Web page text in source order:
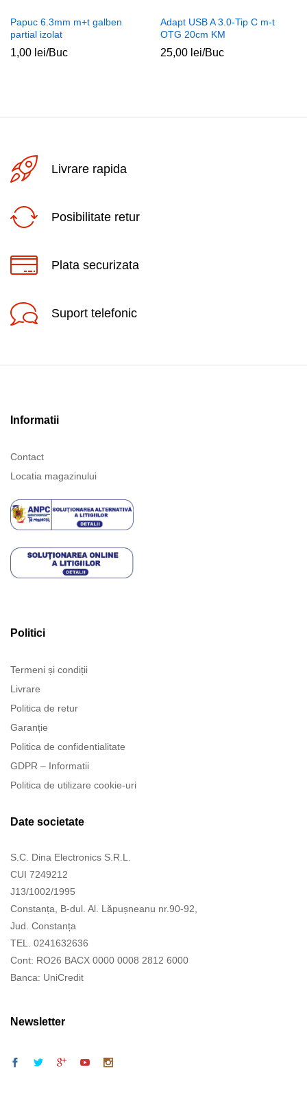
Papuc 6.3mm m+t galben
partial izolat
1,00 lei/Buc
Adapt USB A 3.0-Tip C m-t
OTG 20cm KM
25,00 lei/Buc
Livrare rapida
Posibilitate retur
Plata securizata
Suport telefonic
Informatii
Contact
Locatia magazinului
Politici
Termeni și condiții
Livrare
Politica de retur
Garanție
Politica de confidentialitate
GDPR – Informatii
Politica de utilizare cookie-uri
Date societate
S.C. Dina Electronics S.R.L.
CUI 7249212
J13/1002/1995
Constanța, B-dul. Al. Lăpușneanu nr.90-92,
Jud. Constanța
TEL. 0241632636
Cont: RO26 BACX 0000 0008 2812 6000
Banca: UniCredit
Newsletter